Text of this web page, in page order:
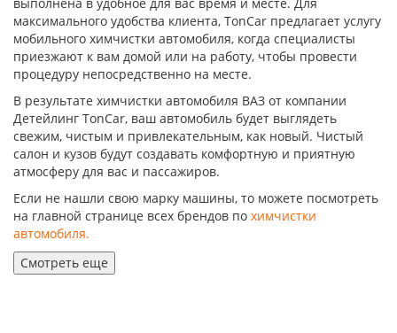
максимального удобства клиента, TonCar предлагает услугу
мобильного химчистки автомобиля, когда специалисты
приезжают к вам домой или на работу, чтобы провести
процедуру непосредственно на месте.
В результате химчистки автомобиля ВАЗ от компании
Детейлинг TonCar, ваш автомобиль будет выглядеть
свежим, чистым и привлекательным, как новый. Чистый
салон и кузов будут создавать комфортную и приятную
атмосферу для вас и пассажиров.
Если не нашли свою марку машины, то можете посмотреть
на главной странице всех брендов по химчистки
автомобиля.
Смотреть еще